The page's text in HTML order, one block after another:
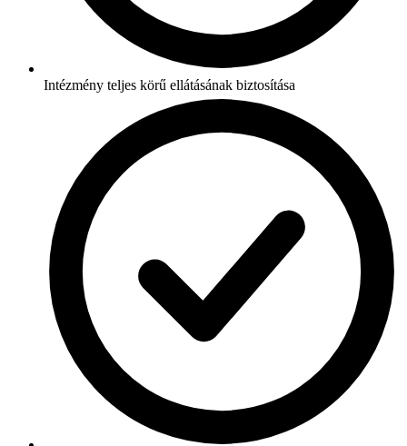
Intézmény teljes körű ellátásának biztosítása